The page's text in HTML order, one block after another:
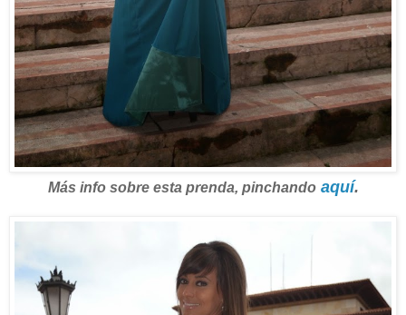
Más info sobre esta prenda, pinchando aquí.